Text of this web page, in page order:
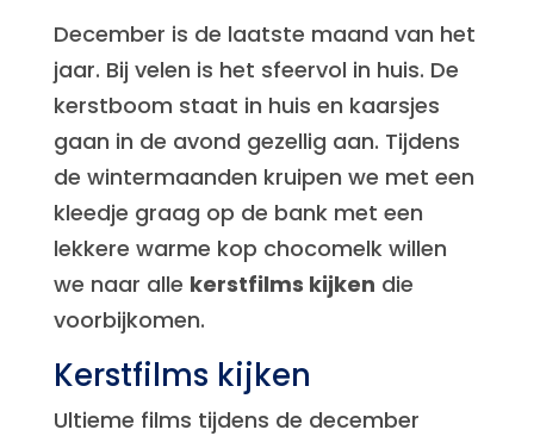
December is de laatste maand van het
jaar. Bij velen is het sfeervol in huis. De
kerstboom staat in huis en kaarsjes
gaan in de avond gezellig aan. Tijdens
de wintermaanden kruipen we met een
kleedje graag op de bank met een
lekkere warme kop chocomelk willen
we naar alle kerstfilms kijken die
voorbijkomen.
Kerstfilms kijken
Ultieme films tijdens de december